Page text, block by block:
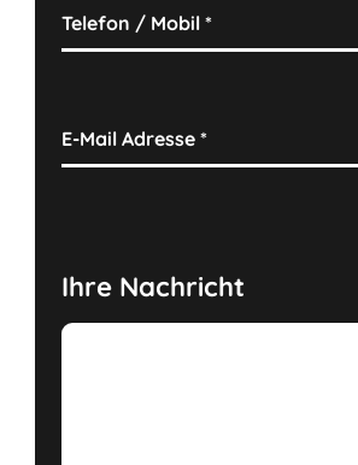
Telefon / Mobil*
E-Mail Adresse*
Ihre Nachricht